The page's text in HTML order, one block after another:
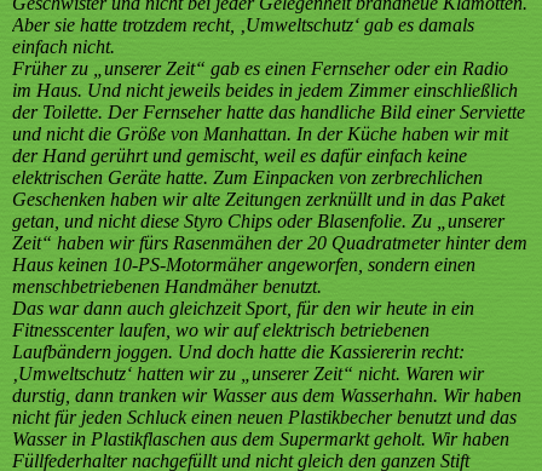
Aber sie hatte trotzdem recht, ‚Umweltschutz‘ gab es damals
einfach nicht.
Früher zu „unserer Zeit“ gab es einen Fernseher oder ein Radio
im Haus. Und nicht jeweils beides in jedem Zimmer einschließlich
der Toilette. Der Fernseher hatte das handliche Bild einer Serviette
und nicht die Größe von Manhattan. In der Küche haben wir mit
der Hand gerührt und gemischt, weil es dafür einfach keine
elektrischen Geräte hatte. Zum Einpacken von zerbrechlichen
Geschenken haben wir alte Zeitungen zerknüllt und in das Paket
getan, und nicht diese Styro­ Chips oder Blasenfolie. Zu „unserer
Zeit“ haben wir fürs Rasenmähen der 20 Quadratmeter hinter dem
Haus keinen 10-PS-Motormäher angeworfen, sondern einen
menschbetriebenen Handmäher benutzt.
Das war dann auch gleichzeit Sport, für den wir heute in ein
Fitnesscenter laufen, wo wir auf elektrisch betriebenen
Laufbändern joggen. Und doch hatte die Kassiererin recht:
‚Umweltschutz‘ hatten wir zu „unserer Zeit“ nicht. Waren wir
durstig, dann tranken wir Wasser aus dem Wasserhahn. Wir haben
nicht für jeden Schluck einen neuen Plastikbecher benutzt und das
Wasser in Plastikflaschen aus dem Supermarkt geholt. Wir haben
Füllfederhalter nachgefüllt und nicht gleich den ganzen Stift